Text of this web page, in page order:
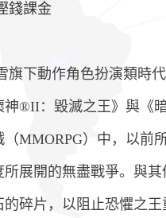
錢課金
下動作角色扮演類時
®II：毀滅之王》與《
MMORPG）中，以前
展開的無盡戰爭。與其
碎片，以阻止恐懼之王